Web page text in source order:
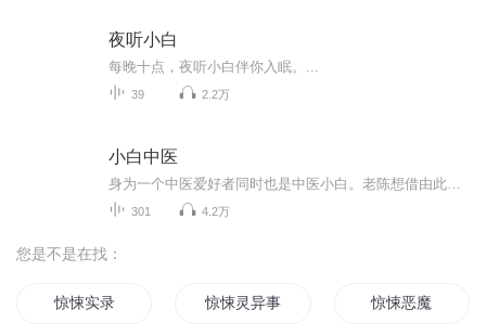
夜听小白
每晚十点，夜听小白伴你入眠。...
39 2.2万
小白中医
301 4.2万
您是不是在找：
惊悚实录 惊悚灵异事件 惊悚恶魔